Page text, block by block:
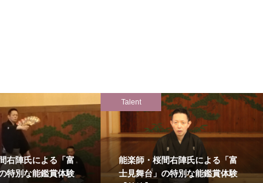
右陣氏による「富
特別な能鑑賞体験
Talent
能楽師・桜間右陣氏による「富
士見舞台」の特別な能鑑賞体験